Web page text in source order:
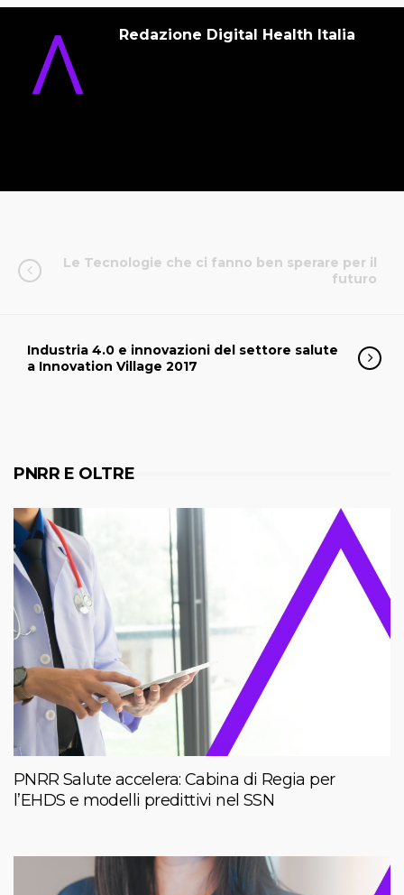
Redazione Digital Health Italia
Le Tecnologie che ci fanno ben sperare per il
futuro
Industria 4.0 e innovazioni del settore salute
a Innovation Village 2017
PNRR E OLTRE
PNRR Salute accelera: Cabina di Regia per
l’EHDS e modelli predittivi nel SSN